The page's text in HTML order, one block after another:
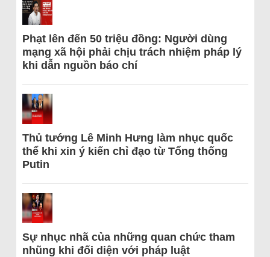
Phạt lên đến 50 triệu đồng: Người dùng
mạng xã hội phải chịu trách nhiệm pháp lý
khi dẫn nguồn báo chí
Thủ tướng Lê Minh Hưng làm nhục quốc
thể khi xin ý kiến chỉ đạo từ Tổng thống
Putin
Sự nhục nhã của những quan chức tham
nhũng khi đối diện với pháp luật